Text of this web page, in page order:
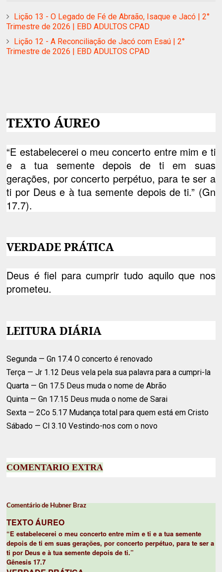
Lição 13 - O Legado de Fé de Abraão, Isaque e Jacó | 2°
Trimestre de 2026 | EBD ADULTOS CPAD
Lição 12 - A Reconciliação de Jacó com Esaú | 2°
Trimestre de 2026 | EBD ADULTOS CPAD
TEXTO ÁUREO
“E estabelecerei o meu concerto entre mim e ti
e a tua semente depois de ti em suas
gerações, por concerto perpétuo, para te ser a
ti por Deus e à tua semente depois de ti.” (Gn
17.7).
VERDADE PRÁTICA
Deus é fiel para cumprir tudo aquilo que nos
prometeu.
LEITURA DIÁRIA
Segunda — Gn 17.4 O concerto é renovado
Terça — Jr 1.12 Deus vela pela sua palavra para a cumpri-la
Quarta — Gn 17.5 Deus muda o nome de Abrão
Quinta — Gn 17.15 Deus muda o nome de Sarai
Sexta — 2Co 5.17 Mudança total para quem está em Cristo
Sábado — Cl 3.10 Vestindo-nos com o novo
COMENTARIO EXTRA
Comentário de Hubner Braz
TEXTO ÁUREO
“E estabelecerei o meu concerto entre mim e ti e a tua semente
depois de ti em suas gerações, por concerto perpétuo, para te ser a
ti por Deus e à tua semente depois de ti.”
Gênesis 17.7